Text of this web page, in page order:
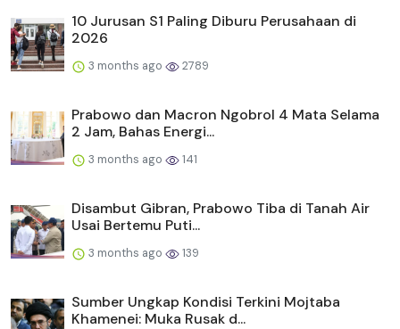
10 Jurusan S1 Paling Diburu Perusahaan di
2026
3 months ago 2789
Prabowo dan Macron Ngobrol 4 Mata Selama
2 Jam, Bahas Energi...
3 months ago 141
Disambut Gibran, Prabowo Tiba di Tanah Air
Usai Bertemu Puti...
3 months ago 139
Sumber Ungkap Kondisi Terkini Mojtaba
Khamenei: Muka Rusak d...